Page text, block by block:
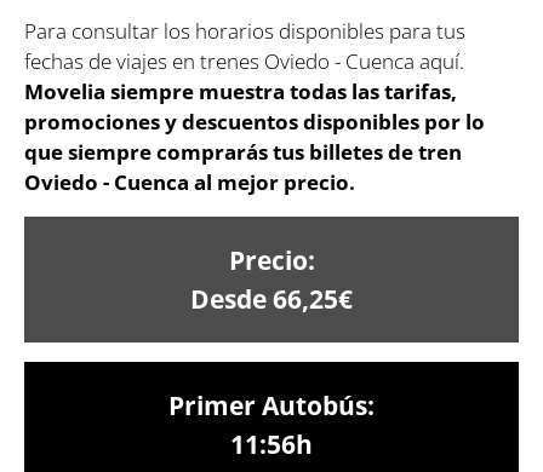
Para consultar los horarios disponibles para tus
fechas de viajes en trenes Oviedo - Cuenca aquí.
Movelia siempre muestra todas las tarifas,
promociones y descuentos disponibles por lo
que siempre comprarás tus billetes de tren
Oviedo - Cuenca al mejor precio.
Precio:
Desde 66,25€
Primer Autobús:
11:56h